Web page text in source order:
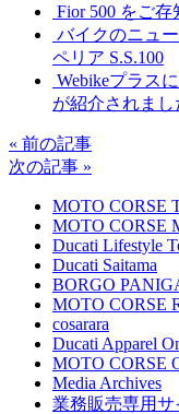
Fior 500 をご存
バイクのニュ
ペリア S.S.100
Webikeプラス
が紹介されまし
« 前の記事
次の記事 »
MOTO CORSE
MOTO CORSE
Ducati Lifestyle
Ducati Saitama
BORGO
MOTO CORSE
cosarara
Ducati Apparel
MOTO CORSE
Media Archives
業務販売専用サ